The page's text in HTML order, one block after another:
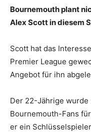
Bournemouth plant
Alex Scott in diesem
Scott hat das
Premier League
Angebot für ihn
Der 22-Jährige
Bournemouth-Fans
er ein